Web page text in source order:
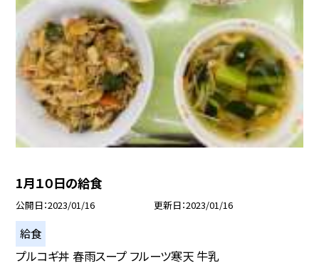
1月１０日の給食
公開日 2023/01/16 更新日 2023/01/16
給食
プルコギ丼 春雨スープ フルーツ寒天 牛乳